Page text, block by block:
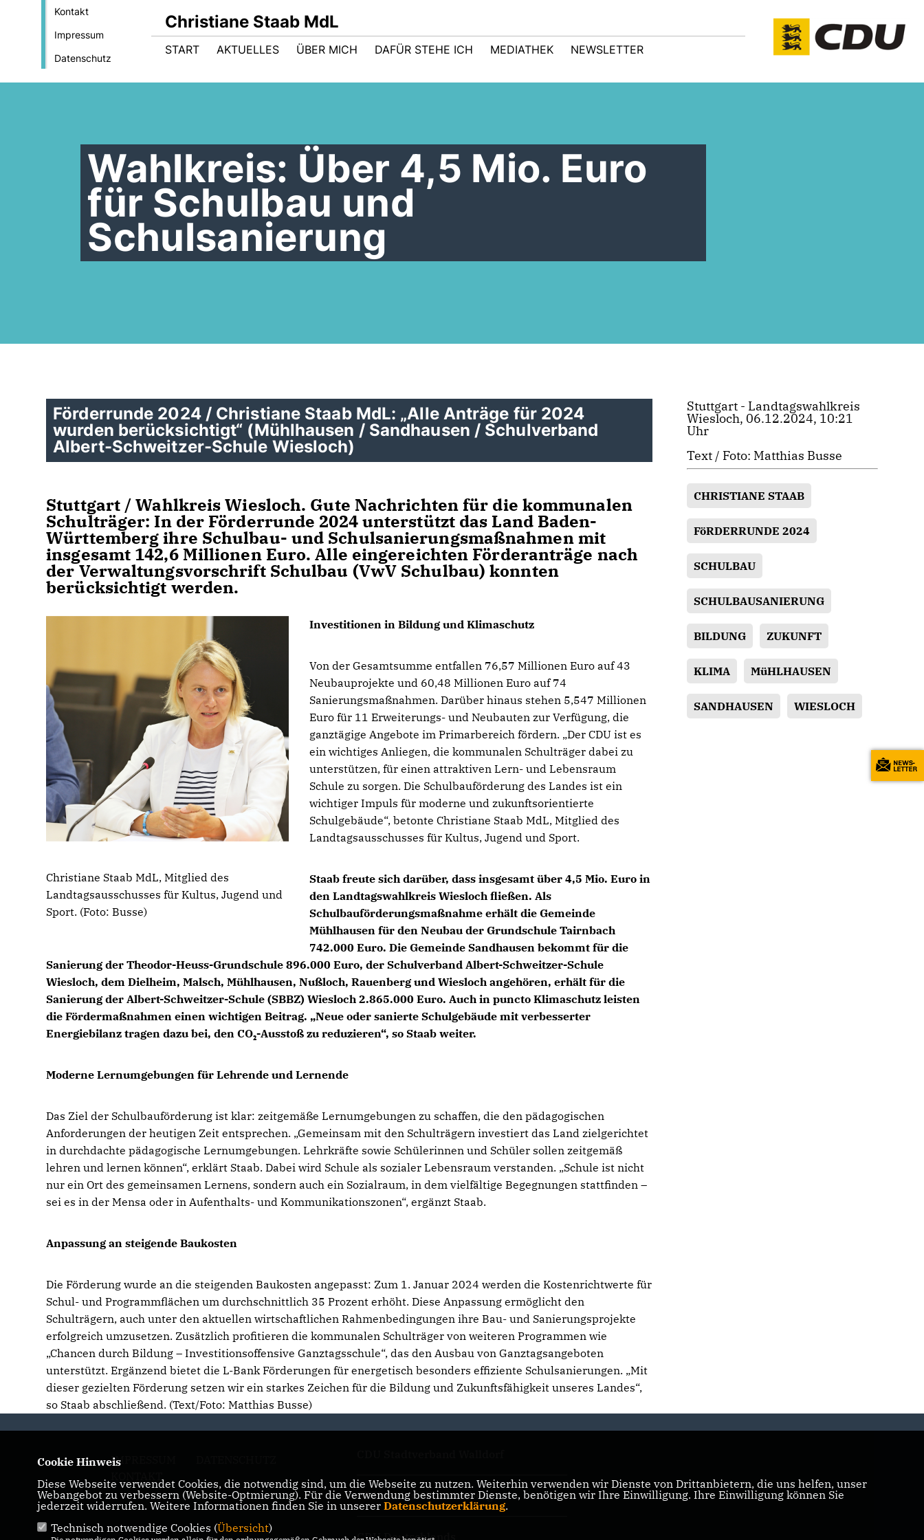
Kontakt
Impressum
Datenschutz
Christiane Staab MdL
START AKTUELLES ÜBER MICH DAFÜR STEHE ICH MEDIATHEK NEWSLETTER
Wahlkreis: Über 4,5 Mio. Euro
für Schulbau und
Schulsanierung
Förderrunde 2024 / Christiane Staab MdL: „Alle Anträge für 2024
wurden berücksichtigt“ (Mühlhausen / Sandhausen / Schulverband
Albert-Schweitzer-Schule Wiesloch)
Stuttgart / Wahlkreis Wiesloch. Gute Nachrichten für die kommunalen
Schulträger: In der Förderrunde 2024 unterstützt das Land Baden-
Württemberg ihre Schulbau- und Schulsanierungsmaßnahmen mit
insgesamt 142,6 Millionen Euro. Alle eingereichten Förderanträge nach
der Verwaltungsvorschrift Schulbau (VwV Schulbau) konnten
berücksichtigt werden.
Christiane Staab MdL, Mitglied des
Landtagsausschusses für Kultus, Jugend und
Sport. (Foto: Busse)
Investitionen in Bildung und Klimaschutz
Von der Gesamtsumme entfallen 76,57 Millionen Euro auf 43
Neubauprojekte und 60,48 Millionen Euro auf 74
Sanierungsmaßnahmen. Darüber hinaus stehen 5,547 Millionen
Euro für 11 Erweiterungs- und Neubauten zur Verfügung, die
ganztägige Angebote im Primarbereich fördern. „Der CDU ist es
ein wichtiges Anliegen, die kommunalen Schulträger dabei zu
unterstützen, für einen attraktiven Lern- und Lebensraum
Schule zu sorgen. Die Schulbauförderung des Landes ist ein
wichtiger Impuls für moderne und zukunftsorientierte
Schulgebäude“, betonte Christiane Staab MdL, Mitglied des
Landtagsausschusses für Kultus, Jugend und Sport.
Staab freute sich darüber, dass insgesamt über 4,5 Mio. Euro in
den Landtagswahlkreis Wiesloch fließen. Als
Schulbauförderungsmaßnahme erhält die Gemeinde
Mühlhausen für den Neubau der Grundschule Tairnbach
742.000 Euro. Die Gemeinde Sandhausen bekommt für die
Sanierung der Theodor-Heuss-Grundschule 896.000 Euro, der Schulverband Albert-Schweitzer-Schule
Wiesloch, dem Dielheim, Malsch, Mühlhausen, Nußloch, Rauenberg und Wiesloch angehören, erhält für die
Sanierung der Albert-Schweitzer-Schule (SBBZ) Wiesloch 2.865.000 Euro. Auch in puncto Klimaschutz leisten
die Fördermaßnahmen einen wichtigen Beitrag. „Neue oder sanierte Schulgebäude mit verbesserter
Energiebilanz tragen dazu bei, den CO₂-Ausstoß zu reduzieren“, so Staab weiter.
Moderne Lernumgebungen für Lehrende und Lernende
Das Ziel der Schulbauförderung ist klar: zeitgemäße Lernumgebungen zu schaffen, die den pädagogischen
Anforderungen der heutigen Zeit entsprechen. „Gemeinsam mit den Schulträgern investiert das Land zielgerichtet
in durchdachte pädagogische Lernumgebungen. Lehrkräfte sowie Schülerinnen und Schüler sollen zeitgemäß
lehren und lernen können“, erklärt Staab. Dabei wird Schule als sozialer Lebensraum verstanden. „Schule ist nicht
nur ein Ort des gemeinsamen Lernens, sondern auch ein Sozialraum, in dem vielfältige Begegnungen stattfinden –
sei es in der Mensa oder in Aufenthalts- und Kommunikationszonen“, ergänzt Staab.
Anpassung an steigende Baukosten
Die Förderung wurde an die steigenden Baukosten angepasst: Zum 1. Januar 2024 werden die Kostenrichtwerte für
Schul- und Programmflächen um durchschnittlich 35 Prozent erhöht. Diese Anpassung ermöglicht den
Schulträgern, auch unter den aktuellen wirtschaftlichen Rahmenbedingungen ihre Bau- und Sanierungsprojekte
erfolgreich umzusetzen. Zusätzlich profitieren die kommunalen Schulträger von weiteren Programmen wie
Chancen durch Bildung – Investitionsoffensive Ganztagsschule“, das den Ausbau von Ganztagsangeboten
unterstützt. Ergänzend bietet die L-Bank Förderungen für energetisch besonders effiziente Schulsanierungen. „Mit
dieser gezielten Förderung setzen wir ein starkes Zeichen für die Bildung und Zukunftsfähigkeit unseres Landes“,
so Staab abschließend. (Text/Foto: Matthias Busse)
Stuttgart - Landtagswahlkreis
Wiesloch, 06.12.2024, 10:21
Uhr
Text / Foto: Matthias Busse
CHRISTIANE STAAB
FöRDERRUNDE 2024
SCHULBAU
SCHULBAUSANIERUNG
BILDUNG ZUKUNFT
KLIMA MüHLHAUSEN
SANDHAUSEN WIESLOCH
IMPRESSUM
KONTAKT
CDU Baden-Württemberg
CDU Deutschlands
Cookie Hinweis
Diese Webseite verwendet Cookies, die notwendig sind, um die Webseite zu nutzen. Weiterhin verwenden wir Dienste von Drittanbietern, die uns helfen, unser
Webangebot zu verbessern (Website-Optmierung). Für die Verwendung bestimmter Dienste, benötigen wir Ihre Einwilligung. Ihre Einwilligung können Sie
jederzeit widerrufen. Weitere Informationen finden Sie in unserer Datenschutzerklärung.
Technisch notwendige Cookies (Übersicht)